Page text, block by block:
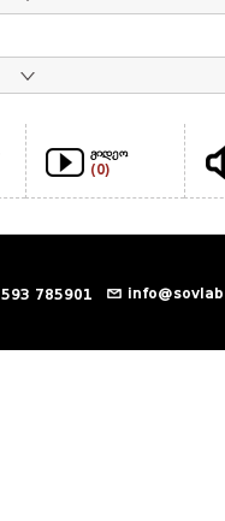
ვიდეო
(0)
593 785901